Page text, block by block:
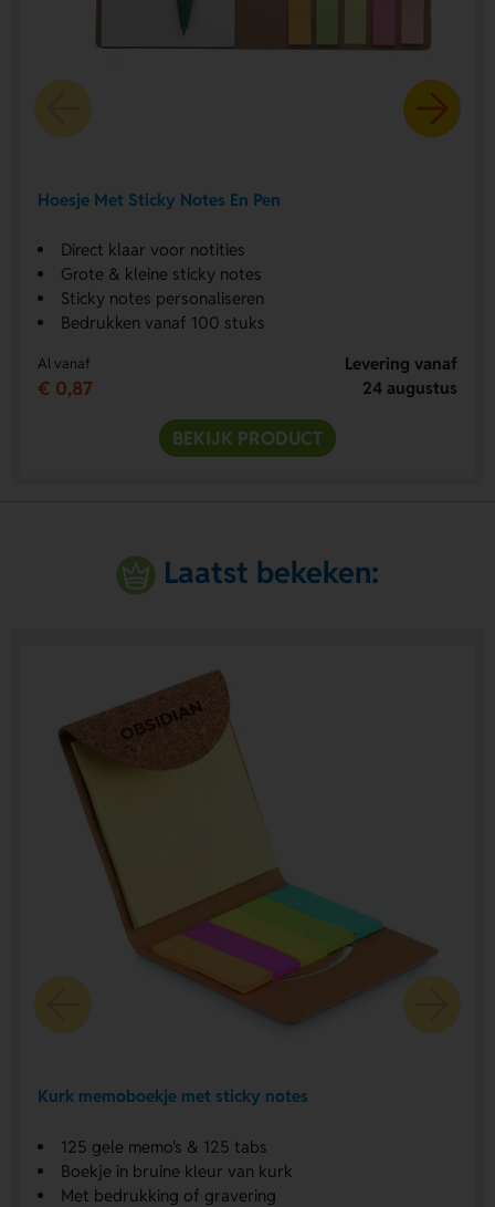
Hoesje Met Sticky Notes En Pen
Direct klaar voor notities
Grote & kleine sticky notes
Sticky notes personaliseren
Bedrukken vanaf 100 stuks
Al vanaf
€ 0,87
Levering vanaf
24 augustus
BEKIJK PRODUCT
Laatst bekeken:
Kurk memoboekje met sticky notes
125 gele memo's & 125 tabs
Boekje in bruine kleur van kurk
Met bedrukking of gravering